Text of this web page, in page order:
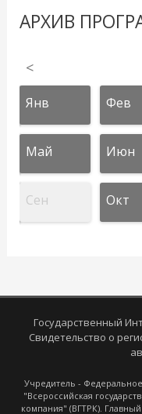
АРХИВ
<
Янв Фев
Май Июн
Сен Окт
Государственный
Свидетельство о
Учредитель -
"Всероссийская
компания" (ВГТРК).